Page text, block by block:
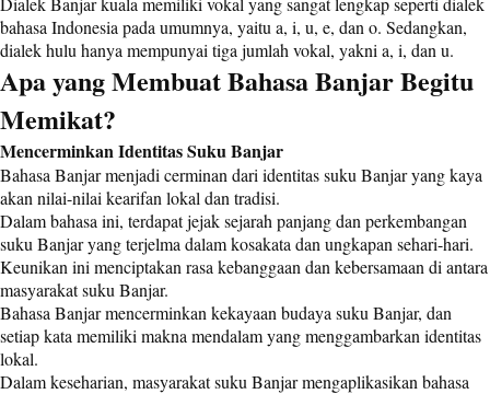
bahasa Indonesia pada umumnya, yaitu a, i, u, e, dan o. Sedangkan,
dialek hulu hanya mempunyai tiga jumlah vokal, yakni a, i, dan u.
Apa yang Membuat Bahasa Banjar Begitu
Memikat?
Mencerminkan Identitas Suku Banjar
Bahasa Banjar menjadi cerminan dari identitas suku Banjar yang kaya
akan nilai-nilai kearifan lokal dan tradisi.
Dalam bahasa ini, terdapat jejak sejarah panjang dan perkembangan
suku Banjar yang terjelma dalam kosakata dan ungkapan sehari-hari.
Keunikan ini menciptakan rasa kebanggaan dan kebersamaan di antara
masyarakat suku Banjar.
Bahasa Banjar mencerminkan kekayaan budaya suku Banjar, dan
setiap kata memiliki makna mendalam yang menggambarkan identitas
lokal.
Dalam keseharian, masyarakat suku Banjar mengaplikasikan bahasa